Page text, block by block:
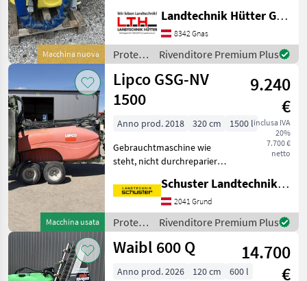
Macchina nuova
mm Premixer Ventil für
Kreisreinigung ohne Brühe
Verwässerung Protezione
piante Nebulizza
Landtechnik Hütter GmbH & Co KG
8342 Gnas
Protezione
piante /
Caffini
Rivenditore Premium Plus
Macchina usata
Lipco GSG-NV
1500
9.240
€
inclusa IVA
20%
7.700 €
netto
Anno prod. 2018 320 cm
1500 l
Gebrauchtmaschine wie
steht, nicht durchrepariert
Spritzcomputer, details auf
Nebulizzatori
Schuster Landtechnik Grund
2041 Grund
Protezione
piante /
Lipco
Rivenditore Premium Plus
Waibl 600 Q
14.700
€
Anno prod. 2026 120 cm 600 l